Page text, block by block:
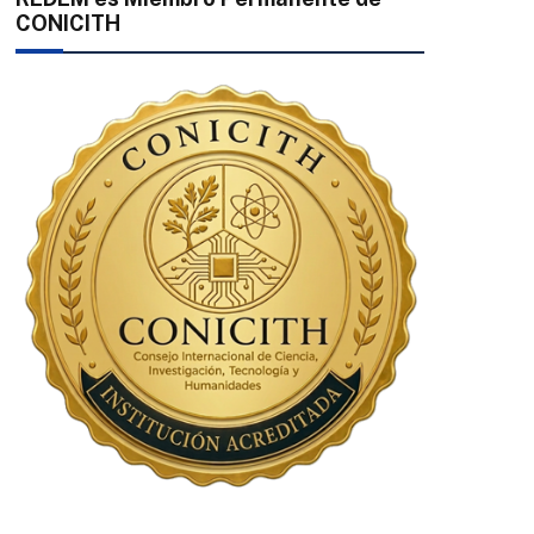
CONICITH